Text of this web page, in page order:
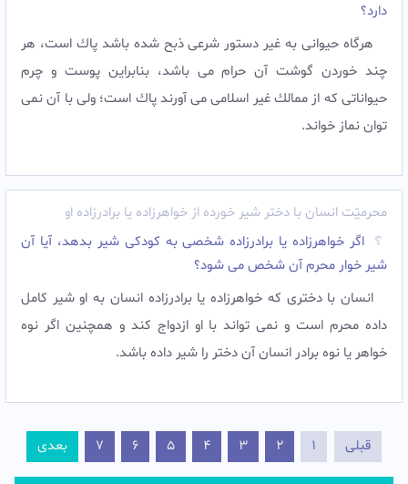
دارد؟
هرگاه حيوانى به غير دستور شرعى ذبح شده باشد پاك است، هر
چند خوردن گوشت آن حرام مى باشد، بنابراين پوست و چرم
حيواناتى كه از ممالك غير اسلامى مى آورند پاك است؛ ولی با آن نمی
توان نماز خواند.
محرمیّت انسان با دختر شیر خورده از خواهرزاده یا برادرزاده او
اگر خواهرزاده يا برادرزاده شخصی به کودکی شير بدهد، آیا آن
شیر خوار محرم آن شخص می شود؟
انسان با دخترى که خواهرزاده یا برادرزاده انسان به او شیر کامل
داده محرم است و نمى تواند با او ازدواج کند و همچنین اگر نوه
خواهر یا نوه برادر انسان آن دختر را شیر داده باشد.
قبلی 1
2
3
4
5
6
7 بعدی